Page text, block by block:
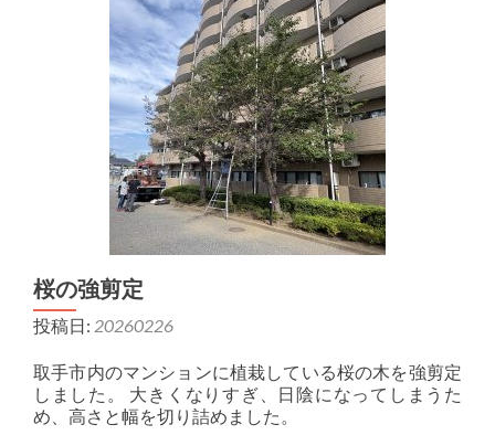
桜の強剪定
投稿日: 20260226
取手市内のマンションに植栽している桜の木を強剪定
しました。 大きくなりすぎ、日陰になってしまうた
め、高さと幅を切り詰めました。